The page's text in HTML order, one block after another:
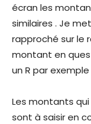
écran les
similaires . Je
rapproché sur le
montant en
un R par
Les montants
sont à saisir en